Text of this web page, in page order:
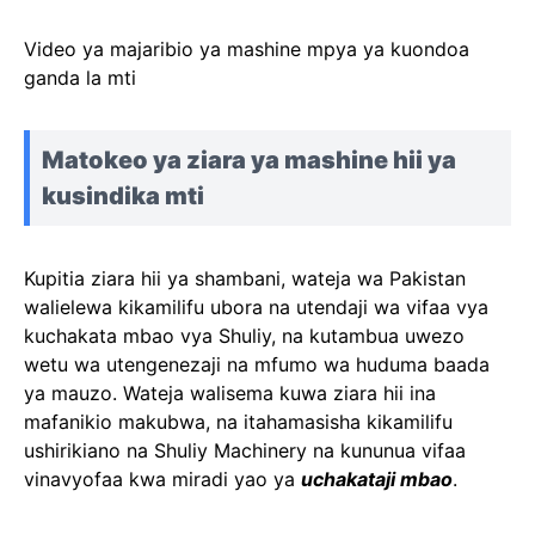
Video ya majaribio ya mashine mpya ya kuondoa
ganda la mti
Matokeo ya ziara ya mashine hii ya
kusindika mti
Kupitia ziara hii ya shambani, wateja wa Pakistan
walielewa kikamilifu ubora na utendaji wa vifaa vya
kuchakata mbao vya Shuliy, na kutambua uwezo
wetu wa utengenezaji na mfumo wa huduma baada
ya mauzo. Wateja walisema kuwa ziara hii ina
mafanikio makubwa, na itahamasisha kikamilifu
ushirikiano na Shuliy Machinery na kununua vifaa
vinavyofaa kwa miradi yao ya uchakataji mbao.